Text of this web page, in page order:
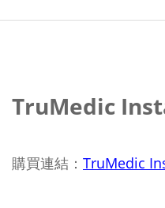
TruMedic
購買連結： TruMedic